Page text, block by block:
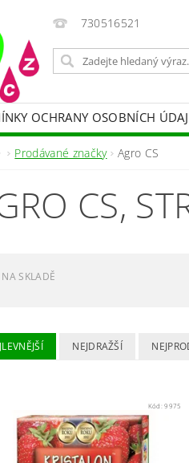
730516521
OCHRANY OSOBNÍCH
VAKY, PYTLE, PLACHTY
PRODEJ CIBULE
Prodávané značky Agro CS
CS,
NA SKLADĚ
NEJDRAŽŠÍ
Kód:9975